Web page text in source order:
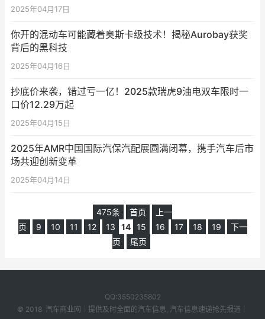
2025年04月17日
你开的混动车可能藏着奥斯卡级技术！揭秘Aurobay获奖
背后的黑科技
2025年04月16日
抄底价来袭，错过亏一亿！2025款瑞虎9油电双车限时一
口价12.29万起
2025年04月15日
2025年AMR中国国际汽保汽配展圆满闭幕，携手汽车后市
场共迎创新变革
2025年04月14日
475条 首页
上一
页
9 10 11 12 13 14 15 16 17 18 19
下一
页
尾页
QQ:3550235802
© 2018 汽车商业网 ┆提供及时全面的汽车信息, 汽车信息速递抢先报道┆